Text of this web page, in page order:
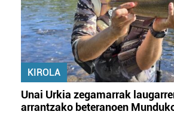
KIROLA
Unai Urkia zegamarrak
arrantzako beteranoen